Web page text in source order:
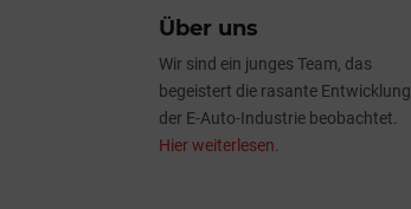
Über uns
Wir sind ein junges Team, das
begeistert die rasante Entwicklung
der E-Auto-Industrie beobachtet.
Hier weiterlesen.